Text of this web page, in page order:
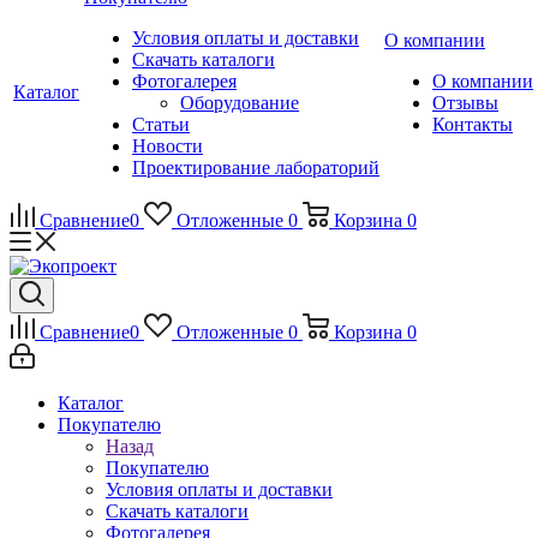
Каталог
Условия оплаты и доставки
Скачать каталоги
Фотогалерея
Оборудование
Статьи
Новости
Проектирование лабораторий
О компании
О компании
Отзывы
Контакты
Сравнение0 Отложенные 0 Корзина 0
Сравнение0 Отложенные 0 Корзина 0
Каталог
Покупателю
Назад
Покупателю
Условия оплаты и доставки
Скачать каталоги
Фотогалерея